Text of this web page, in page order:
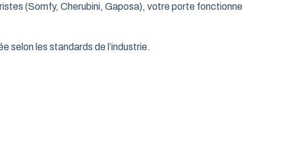
(Somfy, Cherubini, Gaposa), votre porte fonctionne
selon les standards de l’industrie.